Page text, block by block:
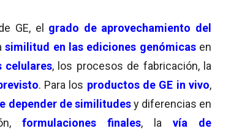
GE, el grado de aprovechamiento del
similitud en las ediciones genómicasen
celulares, los procesos de fabricación, la
. Para los productos de GE in vivo,
depender de similitudesy diferencias en
formulaciones finales, la vía de